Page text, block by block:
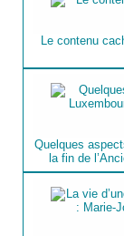
Le contenu
Quelques
la fin de